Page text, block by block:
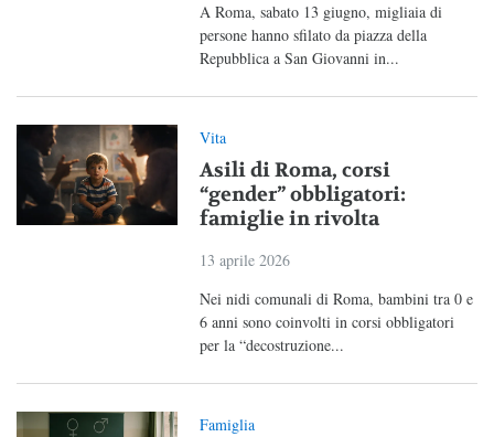
A Roma, sabato 13 giugno, migliaia di
persone hanno sfilato da piazza della
Repubblica a San Giovanni in...
Vita
Asili di Roma, corsi
“gender” obbligatori:
famiglie in rivolta
13 aprile 2026
Nei nidi comunali di Roma, bambini tra 0 e
6 anni sono coinvolti in corsi obbligatori
per la “decostruzione...
Famiglia